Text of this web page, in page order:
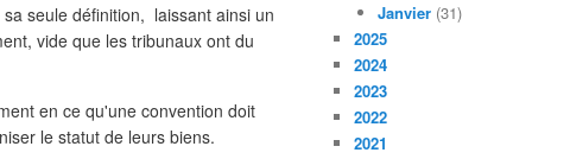
seule définition, laissant ainsi un
vide que les tribunaux ont du
en ce qu'une convention doit
le statut de leurs biens.
Janvier (31)
2025
2024
2023
2022
2021